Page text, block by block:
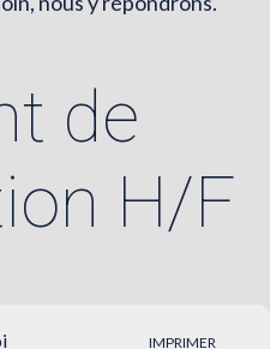
de
H/F
IMPRIMER